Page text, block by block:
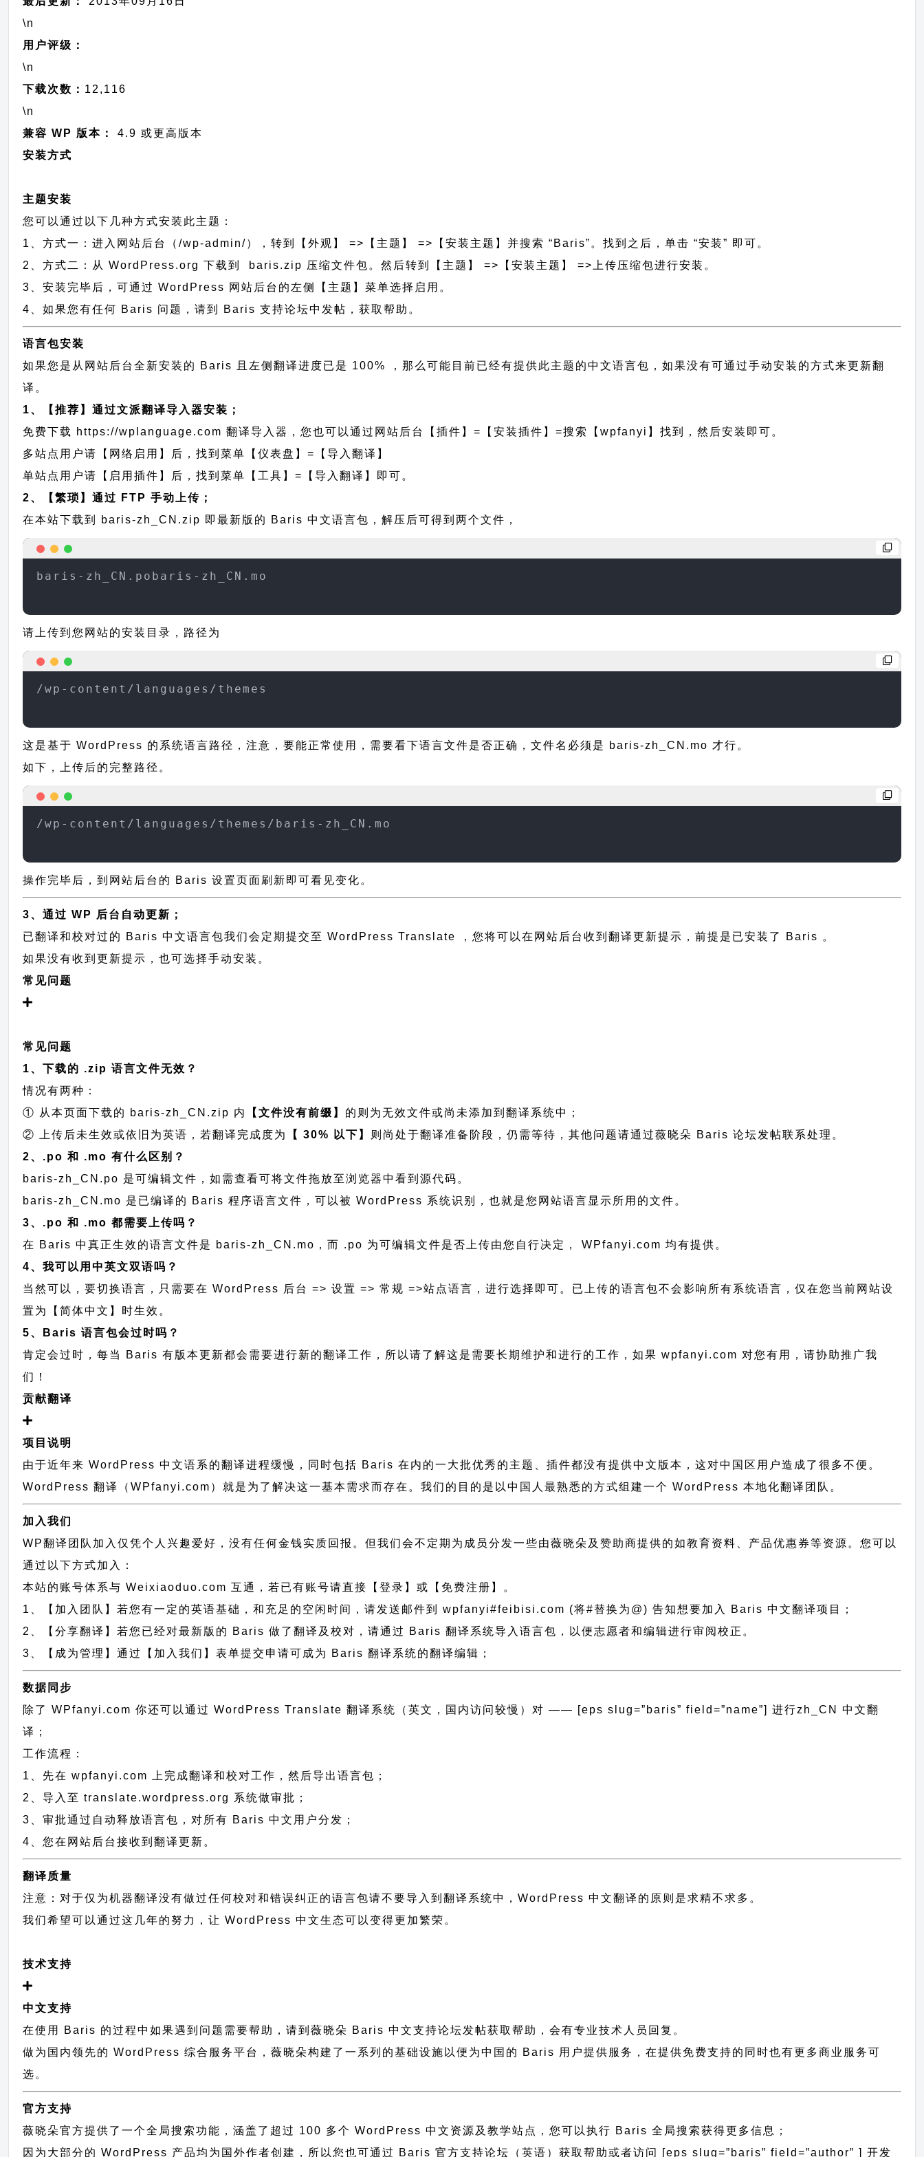
\n
用户评级：
\n
下载次数： 12,116
\n
兼容 WP 版本：
4.9 或更高版本
安装方式
主题安装
您可以通过以下几种方式安装此主题：
1、方式一：进入网站后台（/wp-admin/），转到【外观】 =>【主题】 =>【安装主题】并搜索 “Baris”。找到之后，单击 “安装” 即可。
2、方式二：从 WordPress.org 下载到 baris.zip 压缩文件包。然后转到【主题】 =>【安装主题】 =>上传压缩包进行安装。
3、安装完毕后，可通过 WordPress 网站后台的左侧【主题】菜单选择启用。
4、如果您有任何 Baris 问题，请到 Baris 支持论坛中发帖，获取帮助。
语言包安装
如果您是从网站后台全新安装的 Baris 且左侧翻译进度已是 100% ，那么可能目前已经有提供此主题的中文语言包，如果没有可通过手动安装的方式来更新翻
译。
1、【推荐】通过文派翻译导入器安装；
免费下载 https://wplanguage.com 翻译导入器，您也可以通过网站后台【插件】=【安装插件】=搜索【wpfanyi】找到，然后安装即可。
多站点用户请【网络启用】后，找到菜单【仪表盘】=【导入翻译】
单站点用户请【启用插件】后，找到菜单【工具】=【导入翻译】即可。
2、【繁琐】通过 FTP 手动上传；
在本站下载到 baris-zh_CN.zip 即最新版的 Baris 中文语言包，解压后可得到两个文件，
baris-zh_CN.pobaris-zh_CN.mo
请上传到您网站的安装目录，路径为
/wp-content/languages/themes
这是基于 WordPress 的系统语言路径，注意，要能正常使用，需要看下语言文件是否正确，文件名必须是 baris-zh_CN.mo 才行。
如下，上传后的完整路径。
/wp-content/languages/themes/baris-zh_CN.mo
操作完毕后，到网站后台的 Baris 设置页面刷新即可看见变化。
3、通过 WP 后台自动更新；
已翻译和校对过的 Baris 中文语言包我们会定期提交至 WordPress Translate ，您将可以在网站后台收到翻译更新提示，前提是已安装了 Baris 。
如果没有收到更新提示，也可选择手动安装。
常见问题
常见问题
1、下载的 .zip 语言文件无效？
情况有两种：
① 从本页面下载的 baris-zh_CN.zip 内
【文件没有前缀】 的则为无效文件或尚未添加到翻译系统中；
② 上传后未生效或依旧为英语，若翻译完成度为
【 30% 以下】 则尚处于翻译准备阶段，仍需等待，其他问题请通过薇晓朵 Baris 论坛发帖联系处理。
2、.po 和 .mo 有什么区别？
baris-zh_CN.po 是可编辑文件，如需查看可将文件拖放至浏览器中看到源代码。
baris-zh_CN.mo 是已编译的 Baris 程序语言文件，可以被 WordPress 系统识别，也就是您网站语言显示所用的文件。
3、.po 和 .mo 都需要上传吗？
在 Baris 中真正生效的语言文件是 baris-zh_CN.mo，而 .po 为可编辑文件是否上传由您自行决定， WPfanyi.com 均有提供。
4、我可以用中英文双语吗？
当然可以，要切换语言，只需要在 WordPress 后台 => 设置 => 常规 =>站点语言，进行选择即可。已上传的语言包不会影响所有系统语言，仅在您当前网站设
置为【简体中文】时生效。
5、Baris 语言包会过时吗？
肯定会过时，每当 Baris 有版本更新都会需要进行新的翻译工作，所以请了解这是需要长期维护和进行的工作，如果 wpfanyi.com 对您有用，请协助推广我
们！
贡献翻译
项目说明
由于近年来 WordPress 中文语系的翻译进程缓慢，同时包括 Baris 在内的一大批优秀的主题、插件都没有提供中文版本，这对中国区用户造成了很多不便。
WordPress 翻译（WPfanyi.com） 就是为了解决这一基本需求而存在。我们的目的是以中国人最熟悉的方式组建一个 WordPress 本地化翻译团队。
加入我们
WP翻译团队加入仅凭个人兴趣爱好，没有任何金钱实质回报。但我们会不定期为成员分发一些由薇晓朵及赞助商提供的如教育资料、产品优惠券等资源。您可以
通过以下方式加入：
本站的账号体系与Weixiaoduo.com 互通，若已有账号请直接【登录】或【免费注册】。
1、【加入团队】若您有一定的英语基础，和充足的空闲时间，请发送邮件到 wpfanyi#feibisi.com (将#替换为@) 告知想要加入 Baris 中文翻译项目；
2、【分享翻译】若您已经对最新版的 Baris 做了翻译及校对，请通过 Baris 翻译系统导入语言包，以便志愿者和编辑进行审阅校正。
3、【成为管理】通过【加入我们】表单提交申请可成为 Baris 翻译系统的翻译编辑；
数据同步
除了 WPfanyi.com 你还可以通过WordPress Translate 翻译系统（英文，国内访问较慢）对 —— [eps slug=”baris” field=”name”]进行zh_CN
中文翻
译；
工作流程：
1、先在 wpfanyi.com 上完成翻译和校对工作，然后导出语言包；
2、导入至 translate.wordpress.org 系统做审批；
3、审批通过自动释放语言包，对所有 Baris 中文用户分发；
4、您在网站后台接收到翻译更新。
翻译质量
注意：对于仅为机器翻译没有做过任何校对和错误纠正的语言包请不要导入到翻译系统中，WordPress 中文翻译的原则 是求精不求多。
我们希望可以通过这几年的努力，让 WordPress 中文生态可以变得更加繁荣。
技术支持
中文支持
在使用 Baris 的过程中如果遇到问题需要帮助，请到薇晓朵 Baris 中文支持论坛发帖获取帮助，会有专业技术人员回复。
做为国内领先的 WordPress 综合服务平台，薇晓朵构建了一系列的基础设施以便为中国的 Baris 用户提供服务，在提供免费支持的同时也有更多商业服务可
选。
官方支持
薇晓朵官方提供了一个全局搜索功能，涵盖了超过 100 多个 WordPress 中文资源及教学站点，您可以执行 Baris 全局搜索获得更多信息；
因为大部分的 WordPress 产品均为国外作者创建，所以您也可通过 Baris 官方支持论坛 （英语）获取帮助或者访问 [eps slug=”baris” field=”author” ] 开发